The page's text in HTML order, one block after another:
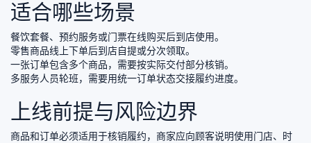
适合哪些场景
餐饮套餐、预约服务或门票在线购买后到店使用。
零售商品线上下单后到店自提或分次领取。
一张订单包含多个商品，需要按实际交付部分核销。
多服务人员轮班，需要用统一订单状态交接履约进度。
上线前提与风险边界
商品和订单必须适用于核销履约，商家应向顾客说明使用门店、时